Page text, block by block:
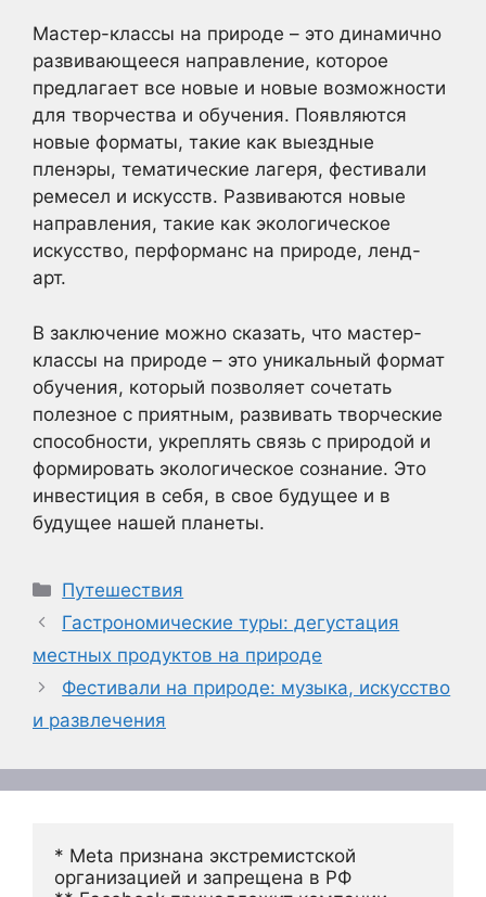
Мастер-классы на природе – это динамично
развивающееся направление, которое
предлагает все новые и новые возможности
для творчества и обучения. Появляются
новые форматы, такие как выездные
пленэры, тематические лагеря, фестивали
ремесел и искусств. Развиваются новые
направления, такие как экологическое
искусство, перформанс на природе, ленд-
арт.
В заключение можно сказать, что мастер-
классы на природе – это уникальный формат
обучения, который позволяет сочетать
полезное с приятным, развивать творческие
способности, укреплять связь с природой и
формировать экологическое сознание. Это
инвестиция в себя, в свое будущее и в
будущее нашей планеты.
Рубрики
Путешествия
Гастрономические туры: дегустация
местных продуктов на природе
Фестивали на природе: музыка, искусство
и развлечения
* Meta признана экстремистской
организацией и запрещена в РФ